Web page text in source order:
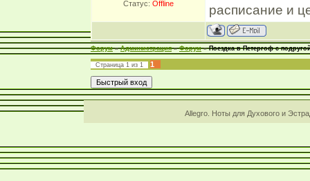
Статус: Offline
расписание и
Форум » Администрация » Форум » Поездка в Петергоф с
Страница 1 из 1 1
Allegro. Ноты для Духового и